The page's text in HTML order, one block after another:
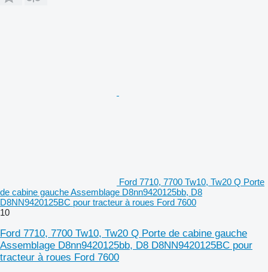
Ford 7710, 7700 Tw10, Tw20 Q Porte
de cabine gauche Assemblage D8nn9420125bb, D8
D8NN9420125BC pour tracteur à roues Ford 7600
10
Ford 7710, 7700 Tw10, Tw20 Q Porte de cabine gauche
Assemblage D8nn9420125bb, D8 D8NN9420125BC pour
tracteur à roues Ford 7600